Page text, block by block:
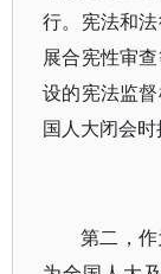
行。宪法和
展合宪性审
设的宪法监
国人大闭会时
第二，